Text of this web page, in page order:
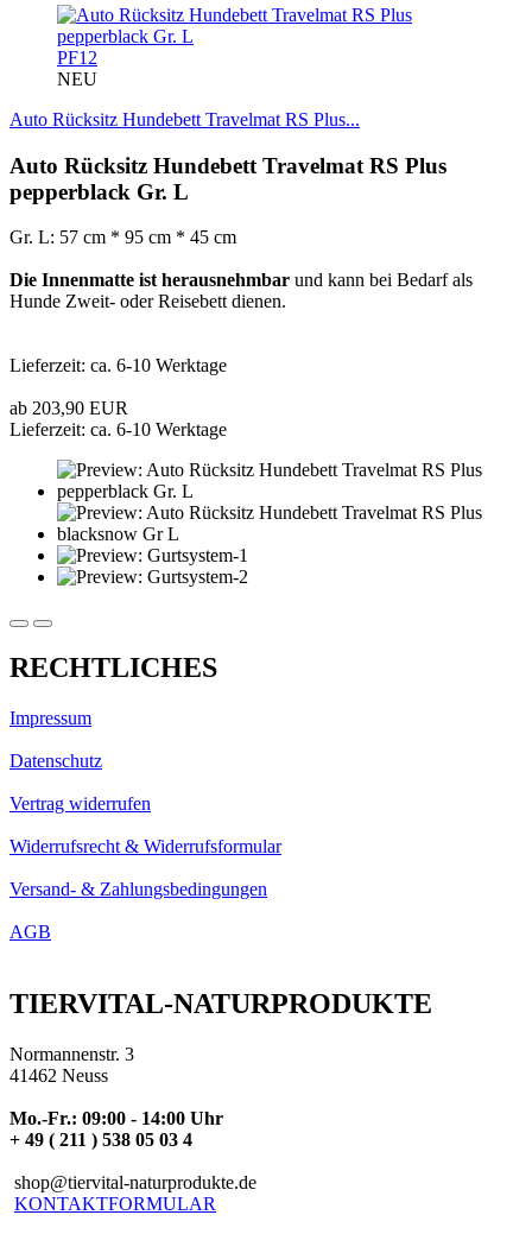
PF12
NEU
Auto Rücksitz Hundebett Travelmat RS Plus...
Auto Rücksitz Hundebett Travelmat RS Plus
pepperblack Gr. L
Gr. L: 57 cm * 95 cm * 45 cm
Die Innenmatte ist herausnehmbar und kann bei Bedarf als
Hunde Zweit- oder Reisebett dienen.
Lieferzeit: ca. 6-10 Werktage
ab 203,90 EUR
Lieferzeit: ca. 6-10 Werktage
RECHTLICHES
Impressum
Datenschutz
Vertrag widerrufen
Widerrufsrecht & Widerrufsformular
Versand- & Zahlungsbedingungen
AGB
TIERVITAL-NATURPRODUKTE
Normannenstr. 3
41462 Neuss
Mo.-Fr.: 09:00 - 14:00 Uhr
+ 49 ( 211 ) 538 05 03 4
shop@tiervital-naturprodukte.de
KONTAKTFORMULAR